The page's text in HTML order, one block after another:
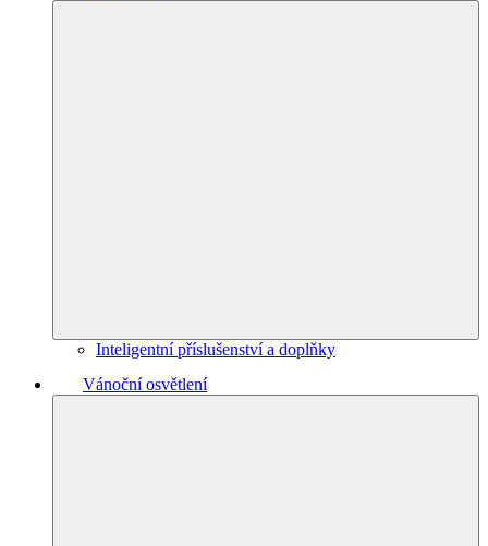
Inteligentní příslušenství a doplňky
Vánoční osvětlení